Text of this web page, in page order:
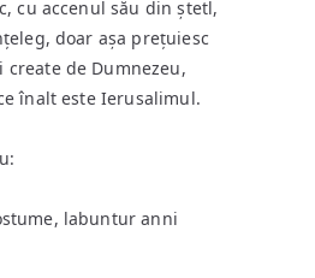
cu accenul său din ștetl,
doar așa prețuiesc
create de Dumnezeu,
înalt este Ierusalimul.
labuntur anni